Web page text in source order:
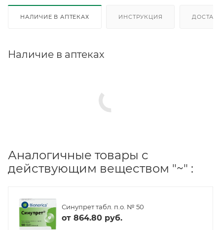
НАЛИЧИЕ В АПТЕКАХ ИНСТРУКЦИЯ
Наличие в аптеках
Аналогичные товары с
действующим веществом "~" :
Синупрет табл. п.о. № 50
от 864.80 руб.